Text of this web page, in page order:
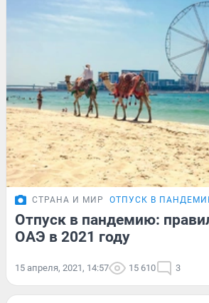
СТРАНА И МИР ОТПУСК В
Отпуск в пандемию:
ОАЭ в 2021 году
15 апреля, 2021, 14:57 15 610 3